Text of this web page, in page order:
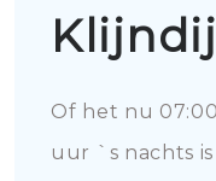
Of het nu
uur `s nachts